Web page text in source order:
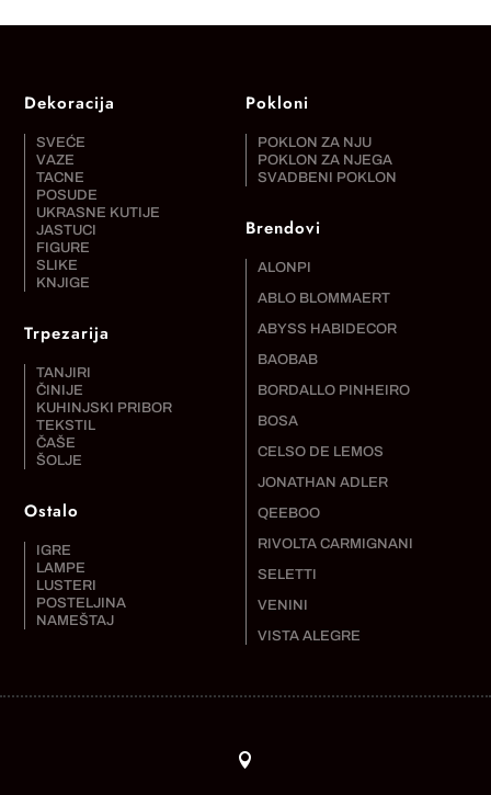
Dekoracija
SVEĆE
VAZE
TACNE
POSUDE
UKRASNE KUTIJE
JASTUCI
FIGURE
SLIKE
KNJIGE
Trpezarija
TANJIRI
ČINIJE
KUHINJSKI PRIBOR
TEKSTIL
ČAŠE
ŠOLJE
Ostalo
IGRE
LAMPE
LUSTERI
POSTELJINA
NAMEŠTAJ
Pokloni
POKLON ZA NJU
POKLON ZA NJEGA
SVADBENI POKLON
Brendovi
ALONPI
ABLO BLOMMAERT
ABYSS HABIDECOR
BAOBAB
BORDALLO PINHEIRO
BOSA
CELSO DE LEMOS
JONATHAN ADLER
QEEBOO
RIVOLTA CARMIGNANI
SELETTI
VENINI
VISTA ALEGRE
